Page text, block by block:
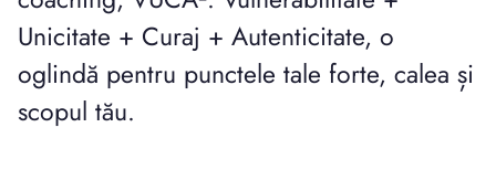
Unicitate + Curaj + Autenticitate, o
oglindă pentru punctele tale forte, calea și
scopul tău.